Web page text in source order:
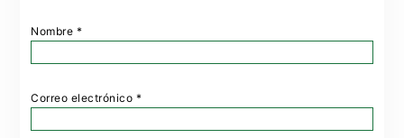
Nombre *
Correo electrónico *